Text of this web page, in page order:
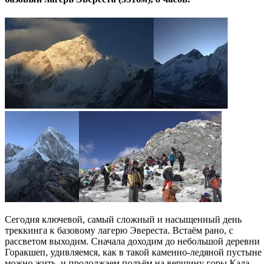
Сегодня ключевой, самый сложный и насыщенный день
треккинга к базовому лагерю Эвереста. Встаём рано, с
рассветом выходим. Сначала доходим до небольшой деревни
Горакшеп, удивляемся, как в такой каменно-ледяной пустыне